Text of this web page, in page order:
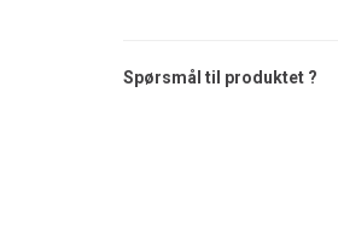
Spørsmål til produktet ?